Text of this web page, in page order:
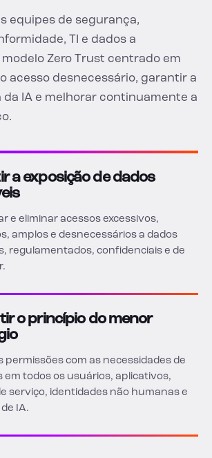
equipes de segurança,
TI e dados a
Zero Trust centrado em
acesso desnecessário, garantir a
da IA e melhorar continuamente a
a exposição de dados
e eliminar acessos excessivos,
amplos e desnecessários a dados
regulamentados, confidenciais e de
o princípio do menor
permissões com as necessidades de
em todos os usuários, aplicativos,
serviço, identidades não humanas e
IA.